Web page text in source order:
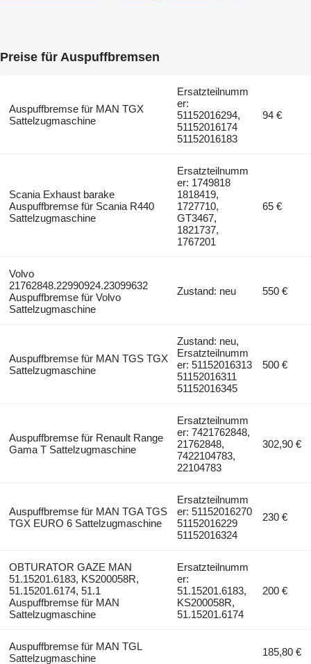
Preise für Auspuffbremsen
Auspuffbremse für MAN TGX
Sattelzugmaschine
Ersatzteilnumm
er:
51152016294,
51152016174
51152016183
94 €
Scania Exhaust barake
Auspuffbremse für Scania R440
Sattelzugmaschine
Ersatzteilnumm
er: 1749818
1818419,
1727710,
GT3467,
1821737,
1767201
65 €
Volvo
21762848.22990924.23099632
Auspuffbremse für Volvo
Sattelzugmaschine
Zustand: neu 550 €
Auspuffbremse für MAN TGS TGX
Sattelzugmaschine
Zustand: neu,
Ersatzteilnumm
er: 51152016313
51152016311
51152016345
500 €
Auspuffbremse für Renault Range
Gama T Sattelzugmaschine
Ersatzteilnumm
er: 7421762848,
21762848,
7422104783,
22104783
302,90 €
Auspuffbremse für MAN TGA TGS
TGX EURO 6 Sattelzugmaschine
Ersatzteilnumm
er: 51152016270
51152016229
51152016324
230 €
OBTURATOR GAZE MAN
51.15201.6183, KS200058R,
51.15201.6174, 51.1
Auspuffbremse für MAN
Sattelzugmaschine
Ersatzteilnumm
er:
51.15201.6183,
KS200058R,
51.15201.6174
200 €
Auspuffbremse für MAN TGL
Sattelzugmaschine
185,80 €